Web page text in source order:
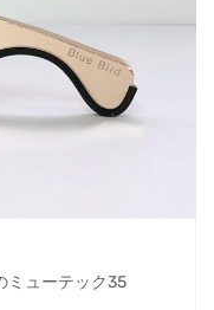
ミューテック35